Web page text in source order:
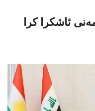
ئاشکرا کرا